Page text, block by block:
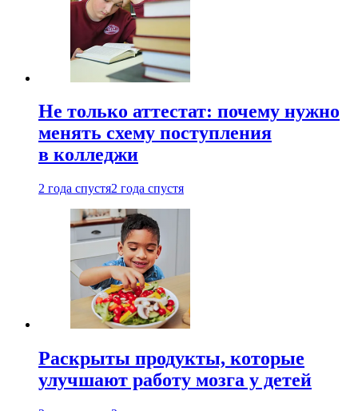
Не только аттестат: почему нужно
менять схему поступления
в колледжи
2 года спустя2 года спустя
Раскрыты продукты, которые
улучшают работу мозга у детей